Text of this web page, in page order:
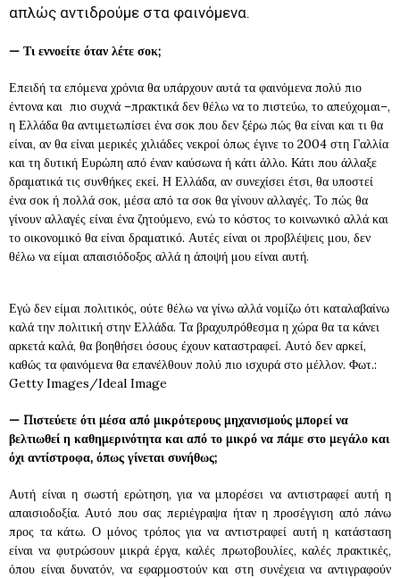
απλώς αντιδρούμε στα φαινόμενα.
— Τι εννοείτε όταν λέτε σοκ;
Επειδή τα επόμενα χρόνια θα υπάρχουν αυτά τα φαινόμενα πολύ πιο
έντονα και πιο συχνά –πρακτικά δεν θέλω να το πιστεύω, το απεύχομαι–,
η Ελλάδα θα αντιμετωπίσει ένα σοκ που δεν ξέρω πώς θα είναι και τι θα
είναι, αν θα είναι μερικές χιλιάδες νεκροί όπως έγινε το 2004 στη Γαλλία
και τη δυτική Ευρώπη από έναν καύσωνα ή κάτι άλλο. Κάτι που άλλαξε
δραματικά τις συνθήκες εκεί. Η Ελλάδα, αν συνεχίσει έτσι, θα υποστεί
ένα σοκ ή πολλά σοκ, μέσα από τα σοκ θα γίνουν αλλαγές. Το πώς θα
γίνουν αλλαγές είναι ένα ζητούμενο, ενώ το κόστος το κοινωνικό αλλά και
το οικονομικό θα είναι δραματικό. Αυτές είναι οι προβλέψεις μου, δεν
θέλω να είμαι απαισιόδοξος αλλά η άποψή μου είναι αυτή.
Εγώ δεν είμαι πολιτικός, ούτε θέλω να γίνω αλλά νομίζω ότι καταλαβαίνω
καλά την πολιτική στην Ελλάδα. Τα βραχυπρόθεσμα η χώρα θα τα κάνει
αρκετά καλά, θα βοηθήσει όσους έχουν καταστραφεί. Αυτό δεν αρκεί,
καθώς τα φαινόμενα θα επανέλθουν πολύ πιο ισχυρά στο μέλλον. Φωτ.:
Getty Images/Ideal Image
— Πιστεύετε ότι μέσα από μικρότερους μηχανισμούς μπορεί να
βελτιωθεί η καθημερινότητα και από το μικρό να πάμε στο μεγάλο και
όχι αντίστροφα, όπως γίνεται συνήθως;
Αυτή είναι η σωστή ερώτηση, για να μπορέσει να αντιστραφεί αυτή η
απαισιοδοξία. Αυτό που σας περιέγραψα ήταν η προσέγγιση από πάνω
προς τα κάτω. Ο μόνος τρόπος για να αντιστραφεί αυτή η κατάσταση
είναι να φυτρώσουν μικρά έργα, καλές πρωτοβουλίες, καλές πρακτικές,
όπου είναι δυνατόν, να εφαρμοστούν και στη συνέχεια να αντιγραφούν